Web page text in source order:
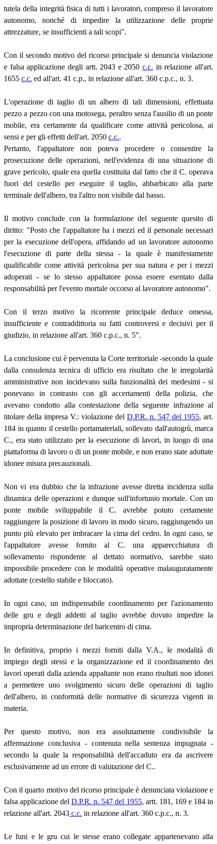
tutela della integrità fisica di tutti i lavoratori, compreso il lavoratore
autonomo, nonché di impedire la utilizzazione delle proprie
attrezzature, se insufficienti a tali scopi".
Con il secondo motivo del ricorso principale si denuncia violazione
e falsa applicazione degli artt. 2043 e 2050c.c. in relazione all'art.
1655 c.c. ed all'art. 41 c.p., in relazione all'art. 360 c.p.c., n. 3.
L'operazione di taglio di un albero di tali dimensioni, effettuata
pezzo a pezzo con una motosega, peraltro senza l'ausilio di un ponte
mobile, era certamente da qualificare come attività pericolosa, ai
sensi e per gli effetti dell'art. 2050 c.c..
Pertanto, l'appaltatore non poteva procedere o consentire la
prosecuzione delle operazioni, nell'evidenza di una situazione di
grave pericolo, quale era quella costituita dal fatto che il C. operava
fuori del cestello per eseguire il taglio, abbarbicato alla parte
terminale dell'albero, tra l'altro non visibile dal basso.
Il motivo conclude con la formulazione del seguente quesito di
diritto: "Posto che l'appaltatore ha i mezzi ed il personale necessari
per la esecuzione dell'opera, affidando ad un lavoratore autonomo
l'esecuzione di parte della stessa - la quale è manifestamente
qualificabile come attività pericolosa per sua natura e per i mezzi
adoperati - se lo stesso appaltatore possa essere esentato dalla
responsabilità per l'evento mortale occorso al lavoratore autonomo".
Con il terzo motivo la ricorrente principale deduce omessa,
insufficiente e contraddittoria su fatti controversi e decisivi per il
giudizio, in relazione all'art. 360 c.p.c., n. 5".
La conclusione cui è pervenuta la Corte territoriale -secondo la quale
dalla consulenza tecnica di ufficio era risultato che le irregolarità
amministrative non incidevano sulla funzionalità dei medesimi - si
ponevano in contrasto con gli accertamenti della polizia, che
avevano condotto alla contestazione della seguente infrazione al
titolare della impresa V.: violazione del D.P.R. n. 547 del 1955, art.
184 in quanto il cestello portamateriali, sollevato dall'autogrù, marca
C., era stato utilizzato per la esecuzione di lavori, in luogo di una
piattaforma di lavoro o di un ponte mobile, e non erano state adottate
idonee misura precauzionali.
Non vi era dubbio che la infrazione avesse diretta incidenza sulla
dinamica delle operazioni e dunque sull'infortunio mortale. Con un
ponte mobile sviluppabile il C. avrebbe potuto certamente
raggiungere la posizione di lavoro in modo sicuro, raggiungendo un
punto più elevato per imbracare la cima del cedro. In ogni caso, se
l'appaltatore avesse fornito al C. una apparecchiatura di
sollevamento rispondente al dettato normativo, sarebbe stato
impossibile procedere con le modalità operative malauguratamente
adottate (cestello stabile e bloccato).
In ogni caso, un indispensabile coordinamento per l'azionamento
delle gru e degli addetti al taglio avrebbe dovuto impedire la
impropria determinazione del baricentro di cima.
In definitiva, proprio i mezzi forniti dalla V.A., le modalità di
impiego degli stessi e la organizzazione ed il coordinamento dei
lavori operati dalla azienda appaltante non erano risultati non idonei
a permettere uno svolgimento sicuro delle operazioni di taglio
dell'albero, in conformità delle normative di sicurezza vigenti in
materia.
Per questo motivo, non era assolutamente condivisibile la
affermazione conclusiva - contenuta nella sentenza impugnata -
secondo la quale la responsabilità dell'accaduto era da ascrivere
esclusivamente ad un errore di valutazione del C..
Con il quarto motivo del ricorso principale è denunciata violazione e
falsa applicazione delD.P.R. n. 547 del 1955, artt. 181, 169 e 184 in
relazione all'art. 2043 c.c. in relazione all'art. 360 c.p.c., n. 3.
Le funi e le gru cui le stesse erano collegate appartenevano alla